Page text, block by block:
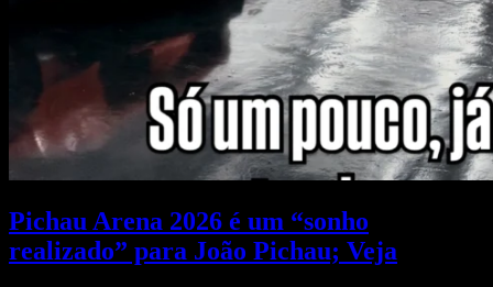
Pichau Arena 2026 é um “sonho
realizado” para João Pichau; Veja